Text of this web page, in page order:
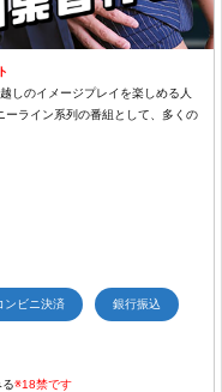
しのイメージプレイを楽しめる人
ーライン系列の番組として、多くの
ンビニ決済 銀行振込
※18禁です